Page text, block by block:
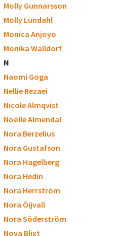
Molly Gunnarsson
Molly Lundahl
Monica Anjoyo
Monika Walldorf
N
Naomi Goga
Nellie Rezaei
Nicole Almqvist
Noëlle Almendal
Nora Berzelius
Nora Gustafson
Nora Hagelberg
Nora Hedin
Nora Herrström
Nora Öijvall
Nora Söderström
Nova Blixt